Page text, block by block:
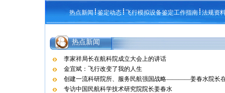
热点新闻 鉴定动态 飞行模拟设备鉴定工作指南 法规资
热点新闻
李家祥局长在航科院成立大会上的讲话
金宜斌：飞行改变了我的人生
创建一流科研院所、服务民航强国战略————姜春水院长
专访中国民航科学技术研究院院长姜春水